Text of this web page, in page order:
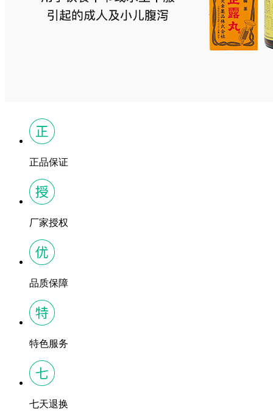
正品保证
厂家授权
品质保障
特色服务
七天退换